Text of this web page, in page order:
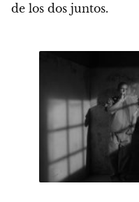
de los dos juntos.